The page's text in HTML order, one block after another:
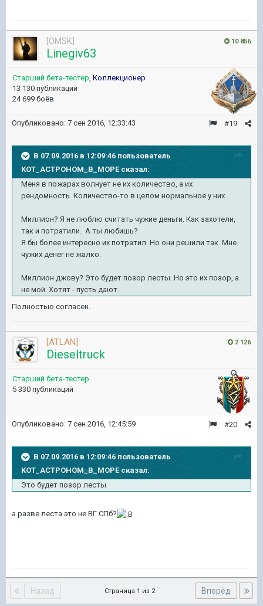
10 856
[OMSK]
Linegiv63
Старший бета-тестер, Коллекционер
13 130 публикаций
24 699 боёв
#19
Опубликовано: 7 сен 2016, 12:33:43
В 07.09.2016 в 12:09:46 пользователь
KOT_ACTPOHOM_B_MOPE сказал:
Меня в пожарах волнует не их количество, а их
рендомность. Количество-то в целом нормальное у них.
Миллион? Я не люблю считать чужие деньги. Как захотели,
так и потратили. А ты любишь?
Я бы более интересно их потратил. Но они решили так. Мне
чужих денег не жалко.
Миллион джову? Это будет позор лесты. Но это их позор, а
не мой. Хотят - пусть дают.
Полностью согласен.
2 126
[ATLAN]
Dieseltruck
Старший бета-тестер
5 330 публикаций
#20
Опубликовано: 7 сен 2016, 12:45:59
В 07.09.2016 в 12:09:46 пользователь
KOT_ACTPOHOM_B_MOPE сказал:
Это будет позор лесты
а разве леста это не ВГ СПб?
Назад Вперёд
Страница 1 из 2